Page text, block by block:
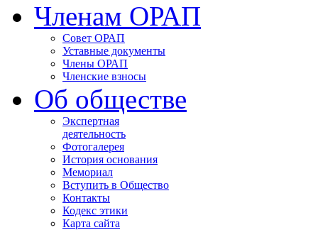
Членам ОРАП
Совет ОРАП
Уставные документы
Члены ОРАП
Членские взносы
Об обществе
Экспертная
деятельность
Фотогалерея
История основания
Мемориал
Вступить в Общество
Контакты
Кодекс этики
Карта сайта